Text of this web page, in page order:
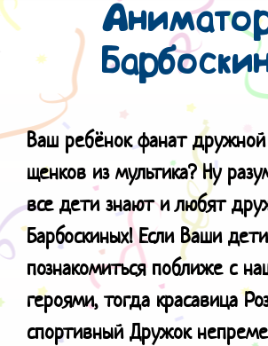
Ваш ребёнок фанат
щенков из мультика? Ну
все дети знают и любят
Барбоскиных! Если Ваши
познакомиться поближе с
героями, тогда красавица
спортивный Дружок